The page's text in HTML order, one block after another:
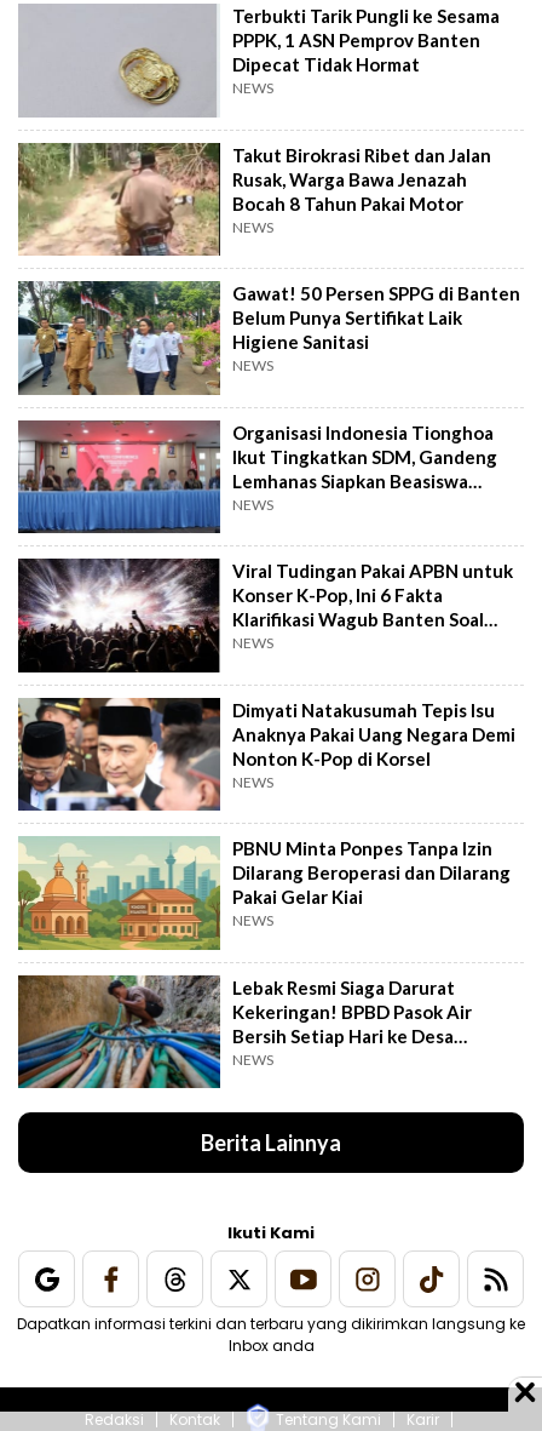
Terbukti Tarik Pungli ke Sesama
PPPK, 1 ASN Pemprov Banten
Dipecat Tidak Hormat
NEWS
Takut Birokrasi Ribet dan Jalan
Rusak, Warga Bawa Jenazah
Bocah 8 Tahun Pakai Motor
NEWS
Gawat! 50 Persen SPPG di Banten
Belum Punya Sertifikat Laik
Higiene Sanitasi
NEWS
Organisasi Indonesia Tionghoa
Ikut Tingkatkan SDM, Gandeng
Lemhanas Siapkan Beasiswa
Hingga S3
NEWS
Viral Tudingan Pakai APBN untuk
Konser K-Pop, Ini 6 Fakta
Klarifikasi Wagub Banten Soal
Putrinya
NEWS
Dimyati Natakusumah Tepis Isu
Anaknya Pakai Uang Negara Demi
Nonton K-Pop di Korsel
NEWS
PBNU Minta Ponpes Tanpa Izin
Dilarang Beroperasi dan Dilarang
Pakai Gelar Kiai
NEWS
Lebak Resmi Siaga Darurat
Kekeringan! BPBD Pasok Air
Bersih Setiap Hari ke Desa
Pelosok
NEWS
Berita Lainnya
Ikuti Kami
Dapatkan informasi terkini dan terbaru yang dikirimkan langsung ke
Inbox anda
Redaksi Kontak Tentang Kami Karir